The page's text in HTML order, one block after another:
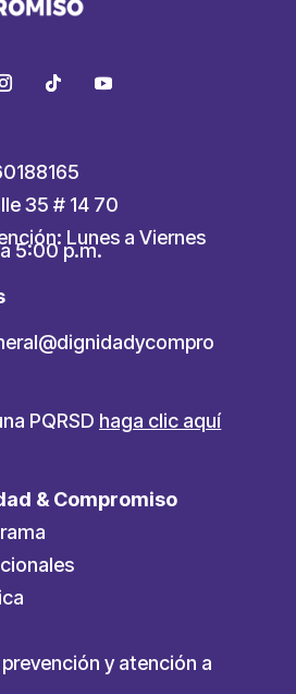
35 # 14 70
Lunes a Viernes
5:00 p.m.
PQRSD haga clic aquí
& Compromiso
y atención a